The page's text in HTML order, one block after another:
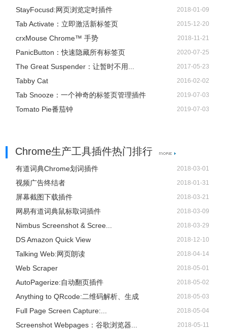
StayFocusd:网页浏览定时插件 2018-01-09
Tab Activate：立即激活新标签页 2015-12-20
crxMouse Chrome™ 手势 2018-11-21
PanicButton：快速隐藏所有标签页 2020-07-25
The Great Suspender：让暂时不用... 2017-05-23
Tabby Cat 2016-02-02
Tab Snooze：一个神奇的标签页管理插件 2019-07-03
Tomato Pie番茄钟 2019-07-03
Chrome生产工具插件热门排行
有道词典Chrome划词插件 2018-03-01
视频广告终结者 2018-01-31
屏幕截图下载插件 2018-03-21
网易有道词典鼠标取词插件 2018-03-09
Nimbus Screenshot & Scree... 2018-03-29
DS Amazon Quick View 2018-12-10
Talking Web:网页朗读 2018-04-14
Web Scraper 2018-05-01
AutoPagerize:自动翻页插件 2018-05-02
Anything to QRcode:二维码解析、生成 2018-05-03
Full Page Screen Capture:... 2018-05-04
Screenshot Webpages：谷歌浏览器... 2018-05-11